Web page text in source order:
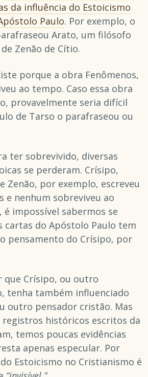
da influência do Estoicismo
Paulo. Por exemplo, o
Arato, um filósofo
Zenão de Cítio.
porque a obra Fenômenos,
ao tempo. Caso essa obra
provavelmente seria difícil
de Tarso o parafraseou ou
ter sobrevivido, diversas
se perderam. Crísipo,
Zenão, por exemplo, escreveu
e nenhum sobreviveu ao
impossível sabermos se
cartas do Apóstolo Paulo tem
pensamento do Crísipo, por
que Crísipo, ou outro
tenha também influenciado
outro pensador cristão. Mas
históricos escritos da
temos poucas evidências
apenas especular. Por
Estoicismo no Cristianismo é